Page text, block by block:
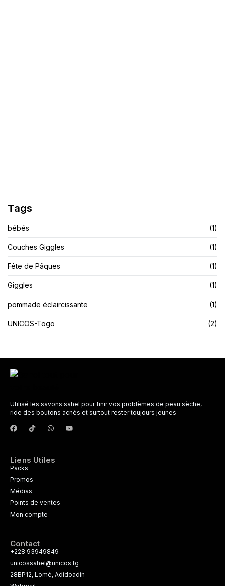
Tags
bébés (1)
Couches Giggles (1)
Fête de Pâques (1)
Giggles (1)
pommade éclaircissante (1)
UNICOS-Togo (2)
Utilisé les savons sahel pour finir vos problèmes de peau sèche,
ride des boutons acnés et surtout rester toujours jeunes
Liens Utiles
Packs
Promos
Médias
Points de ventes
Mon compte
Contact
+228 93949849
unicossahel@unicos.tg
28BP12, Lomé, Adidoadin